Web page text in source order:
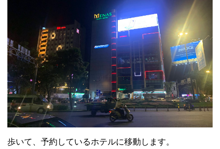
歩いて、予約しているホテルに移動します。